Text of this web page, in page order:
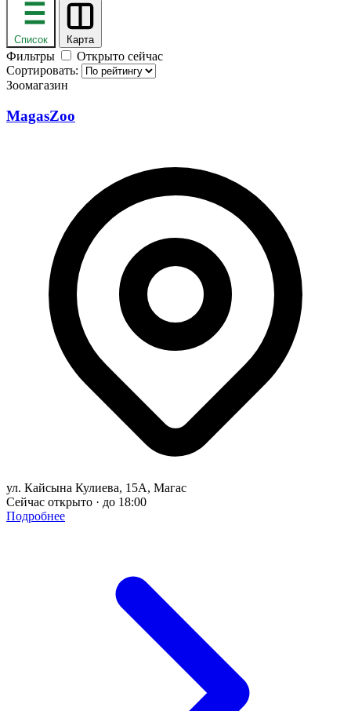
Список Карта
Фильтры
Открыто сейчас
Сортировать:
Зоомагазин
MagasZoo
ул. Кайсына Кулиева, 15А, Магас
Сейчас открыто · до 18:00
Подробнее